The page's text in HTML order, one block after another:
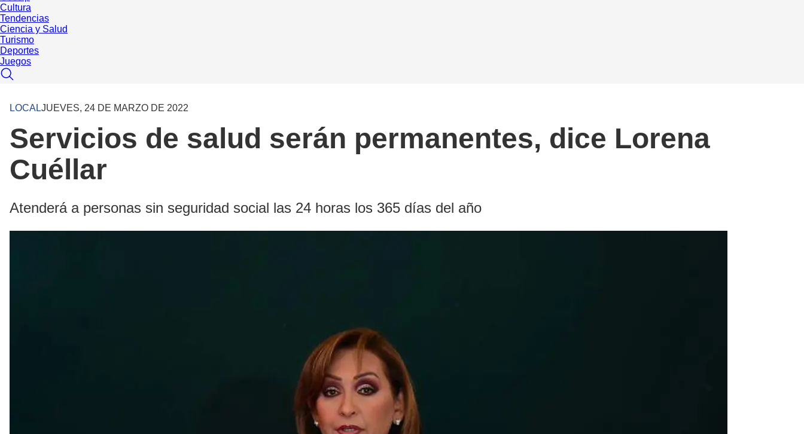
Cultura
Tendencias
Ciencia y Salud
Turismo
Deportes
Juegos
LOCALJUEVES, 24 DE MARZO DE 2022
Servicios de salud serán permanentes, dice Lorena
Cuéllar
Atenderá a personas sin seguridad social las 24 horas los 365 días del año